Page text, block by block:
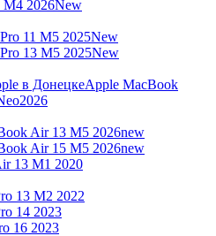
M4 2026New
11 M5 2025New
13 M5 2025New
Apple MacBook
2026
Air 13 M5 2026new
Air 15 M5 2026new
13 M1 2020
13 M2 2022
14 2023
16 2023